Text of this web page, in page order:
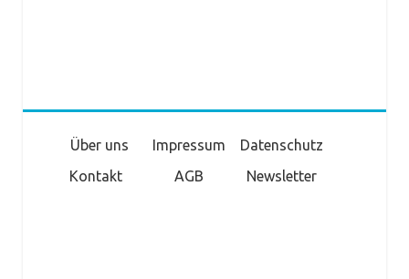
Über uns Impressum
Datenschutz
Kontakt
AGB Newsletter